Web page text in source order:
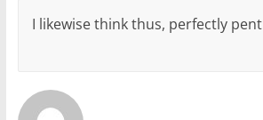
I likewise think thus, perfectly